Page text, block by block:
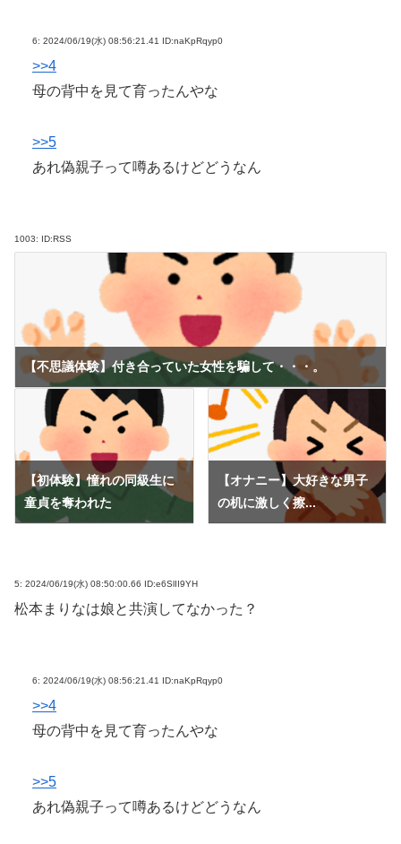
6: 2024/06/19(水) 08:56:21.41 ID:naKpRqyp0
>>4
母の背中を見て育ったんやな
>>5
あれ偽親子って噂あるけどどうなん
1003: ID:RSS
【不思議体験】付き合っていた女性を騙して・・・。
【初体験】憧れの同級生に
童貞を奪われた
【オナニー】大好きな男子
の机に激しく擦...
5: 2024/06/19(水) 08:50:00.66 ID:e6SlII9YH
松本まりなは娘と共演してなかった？
6: 2024/06/19(水) 08:56:21.41 ID:naKpRqyp0
>>4
母の背中を見て育ったんやな
>>5
あれ偽親子って噂あるけどどうなん